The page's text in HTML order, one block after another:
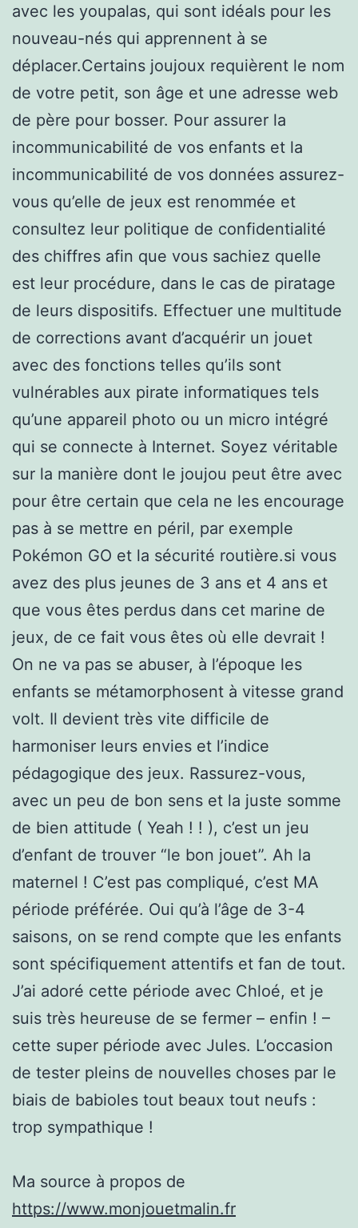
avec les youpalas, qui sont idéals pour les
nouveau-nés qui apprennent à se
déplacer.Certains joujoux requièrent le nom
de votre petit, son âge et une adresse web
de père pour bosser. Pour assurer la
incommunicabilité de vos enfants et la
incommunicabilité de vos données assurez-
vous qu’elle de jeux est renommée et
consultez leur politique de confidentialité
des chiffres afin que vous sachiez quelle
est leur procédure, dans le cas de piratage
de leurs dispositifs. Effectuer une multitude
de corrections avant d’acquérir un jouet
avec des fonctions telles qu’ils sont
vulnérables aux pirate informatiques tels
qu’une appareil photo ou un micro intégré
qui se connecte à Internet. Soyez véritable
sur la manière dont le joujou peut être avec
pour être certain que cela ne les encourage
pas à se mettre en péril, par exemple
Pokémon GO et la sécurité routière.si vous
avez des plus jeunes de 3 ans et 4 ans et
que vous êtes perdus dans cet marine de
jeux, de ce fait vous êtes où elle devrait !
On ne va pas se abuser, à l’époque les
enfants se métamorphosent à vitesse grand
volt. Il devient très vite difficile de
harmoniser leurs envies et l’indice
pédagogique des jeux. Rassurez-vous,
avec un peu de bon sens et la juste somme
de bien attitude ( Yeah ! ! ), c’est un jeu
d’enfant de trouver “le bon jouet”. Ah la
maternel ! C’est pas compliqué, c’est MA
période préférée. Oui qu’à l’âge de 3-4
saisons, on se rend compte que les enfants
sont spécifiquement attentifs et fan de tout.
J’ai adoré cette période avec Chloé, et je
suis très heureuse de se fermer – enfin ! –
cette super période avec Jules. L’occasion
de tester pleins de nouvelles choses par le
biais de babioles tout beaux tout neufs :
trop sympathique !
Ma source à propos de
https://www.monjouetmalin.fr